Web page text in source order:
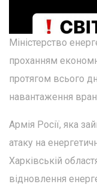
Міністерство
проханням
протягом всього
навантаження
Армія Росії, яка
атаку на
Харківській
відновлення